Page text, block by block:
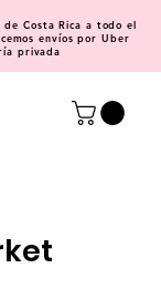
Costa Rica a todo el
envíos por Uber
privada